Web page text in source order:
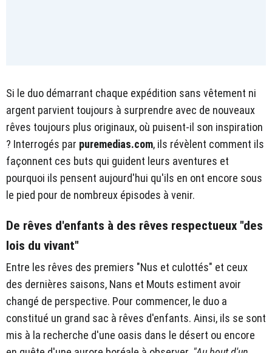
Si le duo démarrant chaque expédition sans vêtement ni
argent parvient toujours à surprendre avec de nouveaux
rêves toujours plus originaux, où puisent-il son inspiration
? Interrogés par puremedias.com, ils révèlent comment ils
façonnent ces buts qui guident leurs aventures et
pourquoi ils pensent aujourd'hui qu'ils en ont encore sous
le pied pour de nombreux épisodes à venir.
De rêves d'enfants à des rêves respectueux "des
lois du vivant"
Entre les rêves des premiers "Nus et culottés" et ceux
des dernières saisons, Nans et Mouts estiment avoir
changé de perspective. Pour commencer, le duo a
constitué un grand sac à rêves d'enfants. Ainsi, ils se sont
mis à la recherche d'une oasis dans le désert ou encore